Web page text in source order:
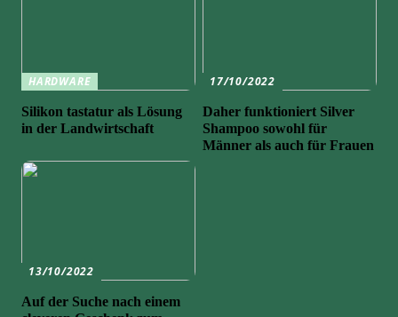
HARDWARE
Silikon tastatur als Lösung
in der Landwirtschaft
17/10/2022
Daher funktioniert Silver
Shampoo sowohl für
Männer als auch für Frauen
13/10/2022
Auf der Suche nach einem